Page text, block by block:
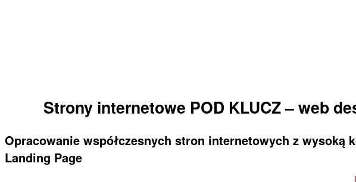
Strony internetowe POD KLUCZ – web
Opracowanie współczesnych stron internetowych z
Landing Page